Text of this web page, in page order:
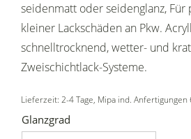
seidenmatt oder seidenglanz, Für
kleiner Lackschäden an Pkw.
schnelltrocknend, wetter- und
Zweischichtlack-Systeme.
Lieferzeit: 2-4 Tage, Mipa ind. Anfertigungen
Glanzgrad